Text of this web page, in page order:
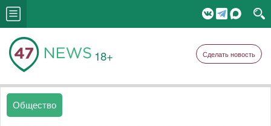
18+ Сделать новость
Общество